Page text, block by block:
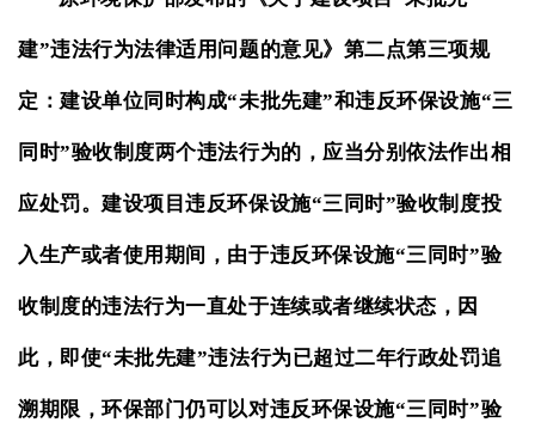
建”违法行为法律适用问题的意见》第二点第三项规
定：建设单位同时构成“未批先建”和违反环保设施“三
同时”验收制度两个违法行为的，应当分别依法作出相
应处罚。建设项目违反环保设施“三同时”验收制度投
入生产或者使用期间，由于违反环保设施“三同时”验
收制度的违法行为一直处于连续或者继续状态，因
此，即使“未批先建”违法行为已超过二年行政处罚追
溯期限，环保部门仍可以对违反环保设施“三同时”验